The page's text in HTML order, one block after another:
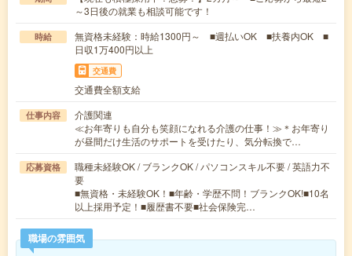
～3日後の就業も相談可能です！
時給
無資格未経験：時給1300円～ ■週払いOK ■扶養内OK ■
日収1万400円以上
交通費
交通費全額支給
仕事内容
介護関連
≪お年寄りも自分も笑顔になれる介護の仕事！≫＊お年寄り
が昼間だけ生活のサポートを受けたり、気分転換で…
応募資格
職種未経験OK / ブランクOK / パソコンスキル不要 / 英語力不
要
■無資格・未経験OK！■年齢・学歴不問！ブランクOK!■10名
以上採用予定！■履歴書不要■社会保険完…
職場の雰囲気